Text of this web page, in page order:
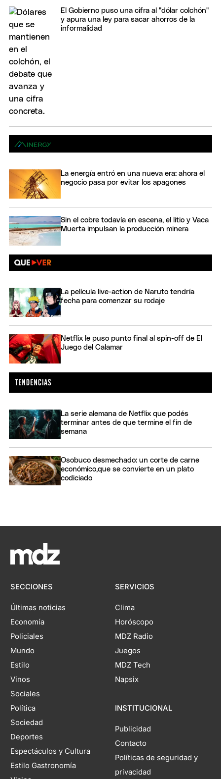
El Gobierno puso una cifra al "dólar colchón"
y apura una ley para sacar ahorros de la
informalidad
La energía entró en una nueva era: ahora el
negocio pasa por evitar los apagones
Sin el cobre todavía en escena, el litio y Vaca
Muerta impulsan la producción minera
La película live-action de Naruto tendría
fecha para comenzar su rodaje
Netflix le puso punto final al spin-off de El
Juego del Calamar
La serie alemana de Netflix que podés
terminar antes de que termine el fin de
semana
Osobuco desmechado: un corte de carne
económico,que se convierte en un plato
codiciado
SECCIONES
Últimas noticias
Economía
Policiales
Mundo
Estilo
Vinos
Sociales
Política
Sociedad
Deportes
Espectáculos y Cultura
Estilo Gastronomía
SERVICIOS
Clima
Horóscopo
MDZ Radio
Juegos
MDZ Tech
Napsix
INSTITUCIONAL
Publicidad
Contacto
Políticas de seguridad y
privacidad